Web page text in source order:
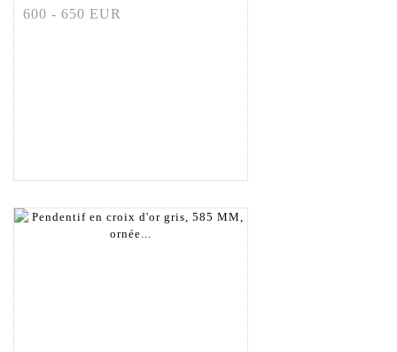
600 - 650 EUR